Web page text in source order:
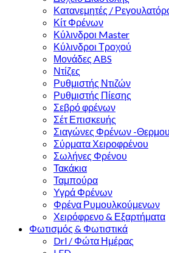
Κατανεμητές /
Κίτ Φρένων
Κύλινδροι Master
Κύλινδροι Τροχού
Μονάδες ABS
Ντίζες
Ρυθμιστής Ντιζών
Ρυθμιστής Πίεσης
Σεβρό φρένων
Σέτ Επισκευής
Σιαγώνες Φρένων -
Σύρματα Χειροφρένου
Σωλήνες Φρένου
Τακάκια
Ταμπούρα
Υγρά Φρένων
Φρένα Ρυμουλκούμενων
Χειρόφρενο & Εξαρτήματα
Φωτισμός & Φωτιστικά
Drl / Φώτα Ημέρας